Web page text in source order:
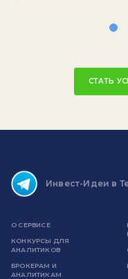
СТАТЬ
Инвест-Идеи в
О СЕРВИСЕ
КОНКУРСЫ ДЛЯ
АНАЛИТИКОВ
БРОКЕРАМ И
АНАЛИТИКАМ